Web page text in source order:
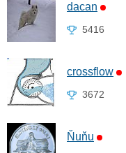
dacan
5416
crossflow
3672
Ňuňu